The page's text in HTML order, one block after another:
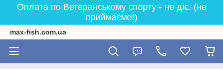
Оплата по Ветеранському спорту - не діє. (не
приймаємо!)
max-fish.com.ua